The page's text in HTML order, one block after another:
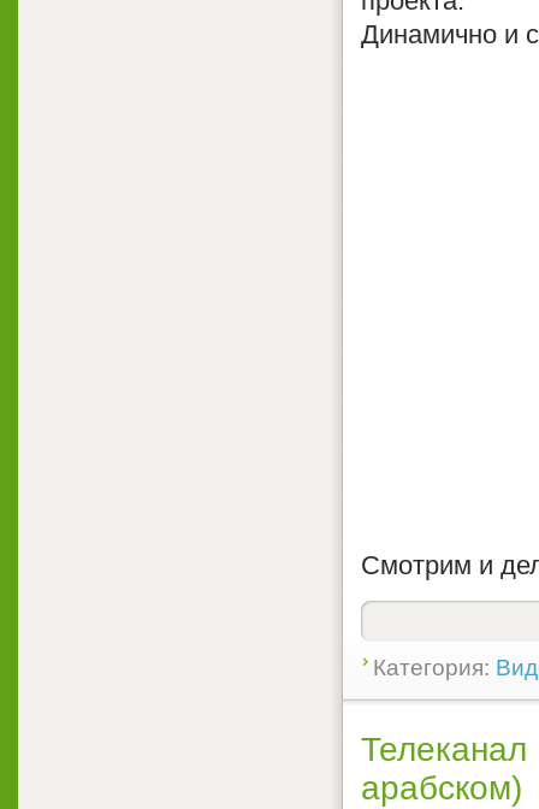
Динамично и
Смотрим и
Категория:
арабском)